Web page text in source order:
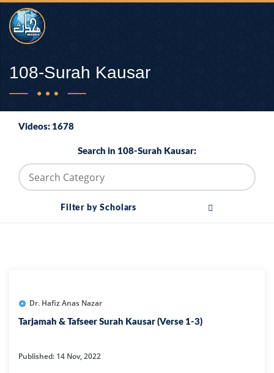
108-Surah Kausar
Videos: 1678
Search in 108-Surah Kausar:
Filter by Scholars
Dr. Hafiz Anas Nazar
Tarjamah & Tafseer Surah Kausar (Verse 1-3)
Published: 14 Nov, 2022